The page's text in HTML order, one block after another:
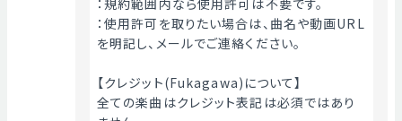
：規約範囲内なら使用許可は不要です。
：使用許可を取りたい場合は、曲名や動画URL
を明記し、メールでご連絡ください。
【クレジット(Fukagawa)について】
全ての楽曲はクレジット表記は必須ではあり